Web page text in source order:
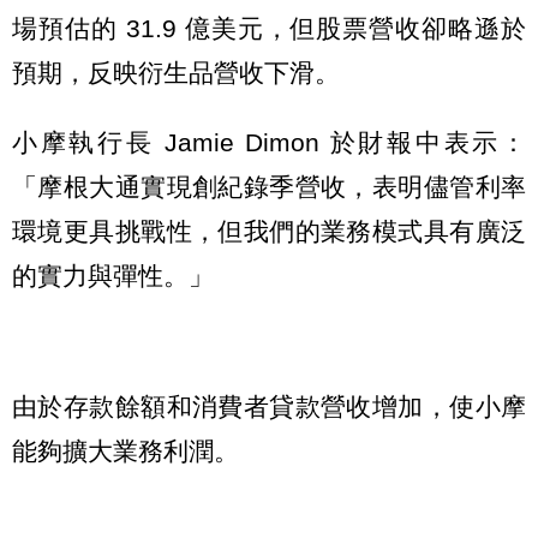
場預估的 31.9 億美元，但股票營收卻略遜於
預期，反映衍生品營收下滑。
小摩執行長 Jamie Dimon 於財報中表示：
「摩根大通實現創紀錄季營收，表明儘管利率
環境更具挑戰性，但我們的業務模式具有廣泛
的實力與彈性。」
由於存款餘額和消費者貸款營收增加，使小摩
能夠擴大業務利潤。